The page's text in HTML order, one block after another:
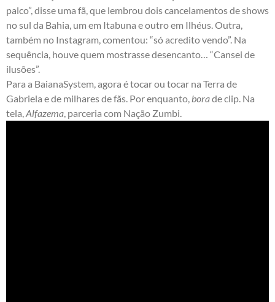
palco”, disse uma fã, que lembrou dois cancelamentos de shows
no sul da Bahia, um em Itabuna e outro em Ilhéus. Outra,
também no Instagram, comentou: “só acredito vendo”. Na
sequência, houve quem mostrasse desencanto… “Cansei de
ilusões”.
Para a BaianaSystem, agora é tocar ou tocar na Terra de
Gabriela e de milhares de fãs. Por enquanto,borade clip. Na
tela,Alfazema, parceria com Nação Zumbi.